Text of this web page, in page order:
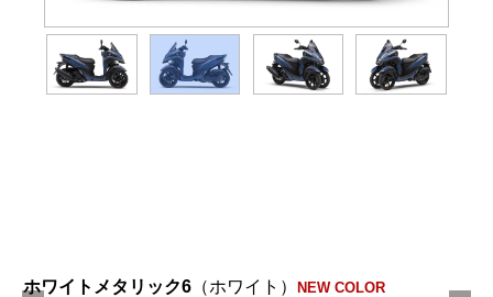
ホワイトメタリック6 （ホワイト） NEW COLOR